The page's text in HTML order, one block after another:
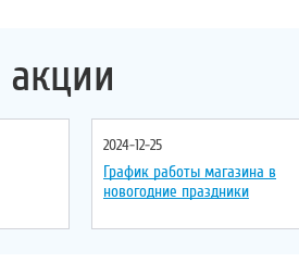
2024-12-25
График работы магазина в
новогодние праздники